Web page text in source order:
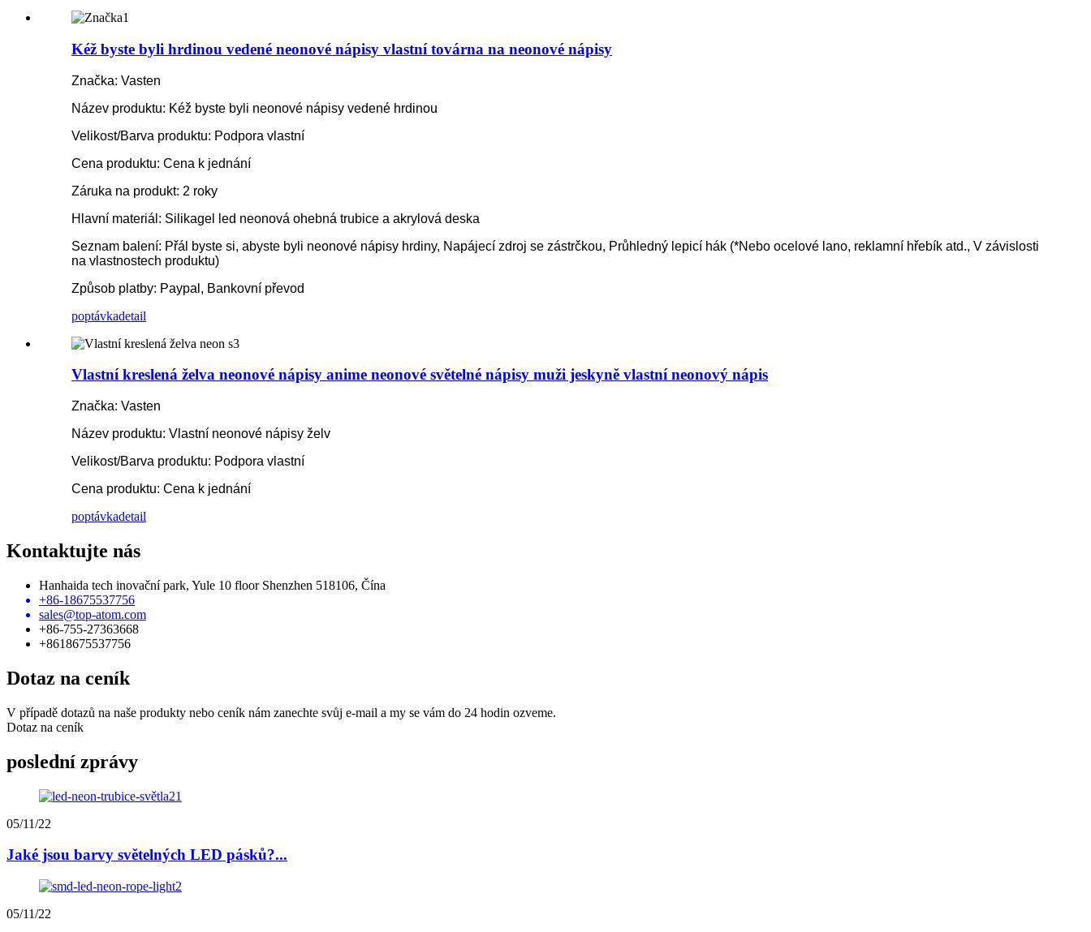
Kéž byste byli hrdinou vedené neonové nápisy vlastní továrna na neonové nápisy
Značka: Vasten
Název produktu: Kéž byste byli neonové nápisy vedené hrdinou
Velikost/Barva produktu: Podpora vlastní
Cena produktu: Cena k jednání
Záruka na produkt: 2 roky
Hlavní materiál: Silikagel led neonová ohebná trubice a akrylová deska
Seznam balení: Přál byste si, abyste byli neonové nápisy hrdiny, Napájecí zdroj se zástrčkou, Průhledný lepicí hák (*Nebo ocelové lano, reklamní hřebík atd., V závislosti
na vlastnostech produktu)
Způsob platby: Paypal, Bankovní převod
poptávkadetail
Vlastní kreslená želva neonové nápisy anime neonové světelné nápisy muži jeskyně vlastní neonový nápis
Značka: Vasten
Název produktu: Vlastní neonové nápisy želv
Velikost/Barva produktu: Podpora vlastní
Cena produktu: Cena k jednání
poptávkadetail
Kontaktujte nás
Hanhaida tech inovační park, Yule 10 floor Shenzhen 518106, Čína
+86-18675537756
sales@top-atom.com
+86-755-27363668
+8618675537756
Dotaz na ceník
V případě dotazů na naše produkty nebo ceník nám zanechte svůj e-mail a my se vám do 24 hodin ozveme.
Dotaz na ceník
poslední zprávy
05/11/22
Jaké jsou barvy světelných LED pásků?...
05/11/22